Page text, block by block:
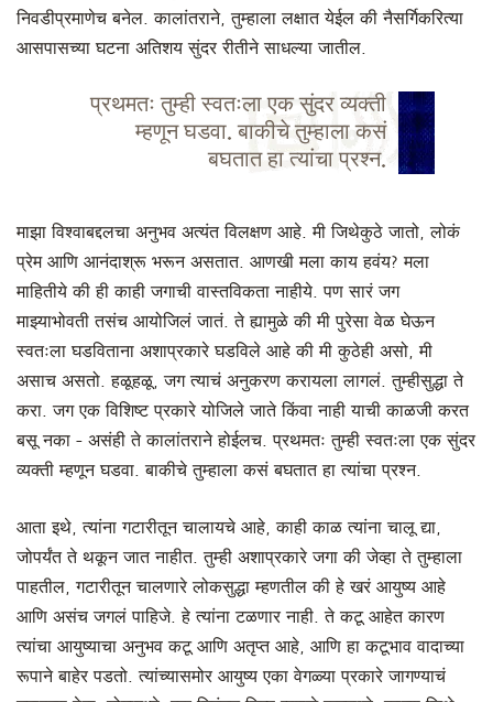
निवडीप्रमाणेच बनेल. कालांतराने, तुम्हाला लक्षात येईल की नैसर्गिकरित्या
आसपासच्या घटना अतिशय सुंदर रीतीने साधल्या जातील.
प्रथमतः तुम्ही स्वतःला एक सुंदर व्यक्ती
म्हणून घडवा. बाकीचे तुम्हाला कसं
बघतात हा त्यांचा प्रश्न.
माझा विश्वाबद्दलचा अनुभव अत्यंत विलक्षण आहे. मी जिथेकुठे जातो, लोकं
प्रेम आणि आनंदाश्रू भरून असतात. आणखी मला काय हवंय? मला
माहितीये की ही काही जगाची वास्तविकता नाहीये. पण सारं जग
माझ्याभोवती तसंच आयोजिलं जातं. ते ह्यामुळे की मी पुरेसा वेळ घेऊन
स्वतःला घडविताना अशाप्रकारे घडविले आहे की मी कुठेही असो, मी
असाच असतो. हळूहळू, जग त्याचं अनुकरण करायला लागलं. तुम्हीसुद्धा ते
करा. जग एक विशिष्ट प्रकारे योजिले जाते किंवा नाही याची काळजी करत
बसू नका - असंही ते कालांतराने होईलच. प्रथमतः तुम्ही स्वतःला एक सुंदर
व्यक्ती म्हणून घडवा. बाकीचे तुम्हाला कसं बघतात हा त्यांचा प्रश्न.
आता इथे, त्यांना गटारीतून चालायचे आहे, काही काळ त्यांना चालू द्या,
जोपर्यंत ते थकून जात नाहीत. तुम्ही अशाप्रकारे जगा की जेव्हा ते तुम्हाला
पाहतील, गटारीतून चालणारे लोकसुद्धा म्हणतील की हे खरं आयुष्य आहे
आणि असंच जगलं पाहिजे. हे त्यांना टळणार नाही. ते कटू आहेत कारण
त्यांचा आयुष्याचा अनुभव कटू आणि अतृप्त आहे, आणि हा कटूभाव वादाच्या
रूपाने बाहेर पडतो. त्यांच्यासमोर आयुष्य एका वेगळ्या प्रकारे जागण्याचं